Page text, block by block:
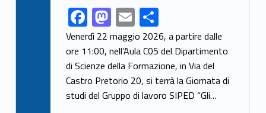
Link identifier share facebook archive #share-link-archive-53809F
ac
e
b
o
M
as
to
d
o
E
m
ai
l
S
h
ar
e
Venerdì 22 maggio 2026, a partire dalle
ore 11:00, nell’Aula C05 del Dipartimento
di Scienze della Formazione, in Via del
Castro Pretorio 20, si terrà la Giornata di
studi del Gruppo di lavoro SIPED “Gli…